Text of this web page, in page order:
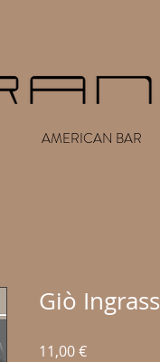
AMERICAN BAR
Giò
11,00 €Prezzo